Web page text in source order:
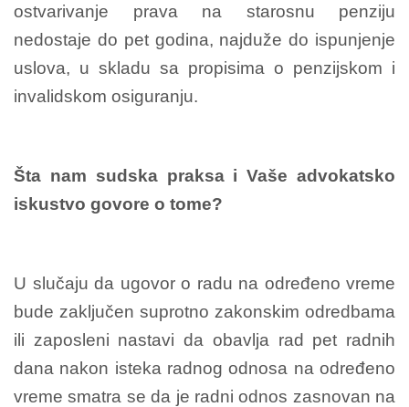
ostvarivanje prava na starosnu penziju
nedostaje do pet godina, najduže do ispunjenje
uslova, u skladu sa propisima o penzijskom i
invalidskom osiguranju.
Šta nam sudska praksa i Vaše advokatsko
iskustvo govore o tome?
U slučaju da ugovor o radu na određeno vreme
bude zaključen suprotno zakonskim odredbama
ili zaposleni nastavi da obavlja rad pet radnih
dana nakon isteka radnog odnosa na određeno
vreme smatra se da je radni odnos zasnovan na